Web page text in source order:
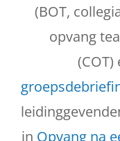
(BOT,
opvang
(COT)
in Opvang na